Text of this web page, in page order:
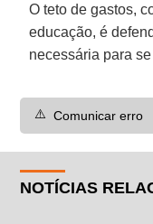
O teto de gastos,
educação, é
necessária para
⚠️ Comunicar erro
NOTÍCIAS